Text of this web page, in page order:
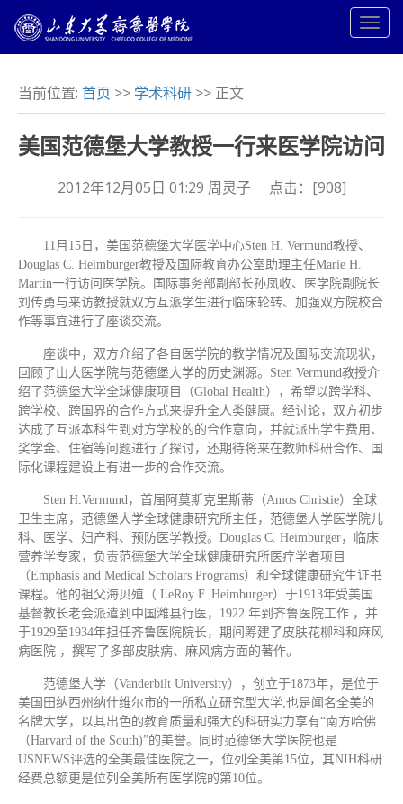
当前位置: 首页 >> 学术科研 >> 正文
美国范德堡大学教授一行来医学院访问
2012年12月05日 01:29 周灵子 点击：[908]
11月15日，美国范德堡大学医学中心Sten H. Vermund教授、
Douglas C. Heimburger教授及国际教育办公室助理主任Marie H.
Martin一行访问医学院。国际事务部副部长孙凤收、医学院副院长
刘传勇与来访教授就双方互派学生进行临床轮转、加强双方院校合
作等事宜进行了座谈交流。
座谈中，双方介绍了各自医学院的教学情况及国际交流现状，
回顾了山大医学院与范德堡大学的历史渊源。Sten Vermund教授介
绍了范德堡大学全球健康项目（Global Health），希望以跨学科、
跨学校、跨国界的合作方式来提升全人类健康。经讨论，双方初步
达成了互派本科生到对方学校的的合作意向，并就派出学生费用、
奖学金、住宿等问题进行了探讨，还期待将来在教师科研合作、国
际化课程建设上有进一步的合作交流。
Sten H.Vermund，首届阿莫斯克里斯蒂（Amos Christie）全球
卫生主席，范德堡大学全球健康研究所主任，范德堡大学医学院儿
科、医学、妇产科、预防医学教授。Douglas C. Heimburger，临床
营养学专家，负责范德堡大学全球健康研究所医疗学者项目
（Emphasis and Medical Scholars Programs）和全球健康研究生证书
课程。他的祖父海贝殖（ LeRoy F. Heimburger）于1913年受美国
基督教长老会派遣到中国潍县行医，1922 年到齐鲁医院工作 ，并
于1929至1934年担任齐鲁医院院长，期间筹建了皮肤花柳科和麻风
病医院 ，撰写了多部皮肤病、麻风病方面的著作。
范德堡大学（Vanderbilt University），创立于1873年，是位于
美国田纳西州纳什维尔市的一所私立研究型大学,也是闻名全美的
名牌大学，以其出色的教育质量和强大的科研实力享有“南方哈佛
（Harvard of the South)”的美誉。同时范德堡大学医院也是
USNEWS评选的全美最佳医院之一，位列全美第15位，其NIH科研
经费总额更是位列全美所有医学院的第10位。